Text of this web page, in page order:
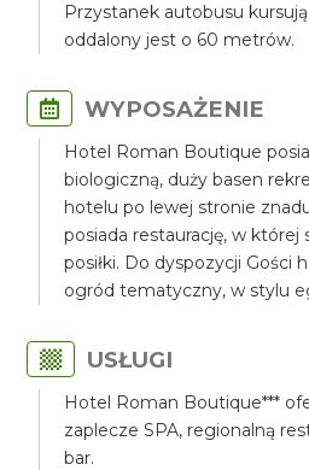
Przystanek autobusu
oddalony jest o 60 metrów.
WYPOSAŻENIE
Hotel Roman Boutique
biologiczną, duży basen
hotelu po lewej stronie
posiada restaurację, w której
posiłki. Do dyspozycji Gości
ogród tematyczny, w stylu
USŁUGI
Hotel Roman Boutique***
zaplecze SPA, regionalną
bar.